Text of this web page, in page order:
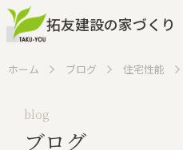
拓友建設の家づくり
ホーム
ホーム ブログ 住宅性能
blog
ブログ